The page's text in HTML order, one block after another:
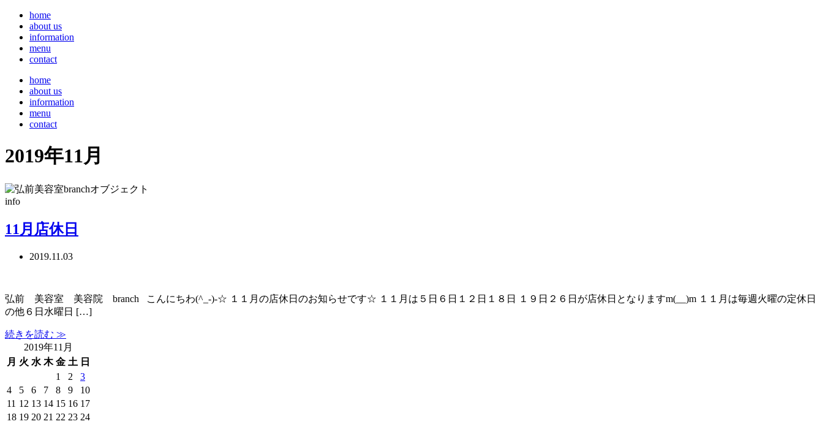
home
about us
information
menu
contact
home
about us
information
menu
contact
2019年11月
info
11月店休日
2019.11.03
弘前 美容室 美容院 branch こんにちわ(^_-)-☆ １１月の店休日のお知らせです☆ １１月は５日６日１２日１８日 １９日２６日が店休日となりますm(__)m １１月は毎週火曜の定休日
の他６日水曜日 […]
続きを読む ≫
2019年11月
月 火 水 木 金 土 日
1
2
3
4
5 6 7 8 9
10
11 12 13 14 15 16 17
18 19 20 21 22 23 24